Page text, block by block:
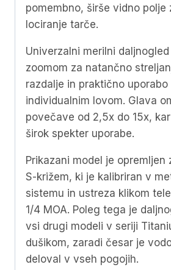
pomembno, širše vidno polje
lociranje tarče.
Univerzalni merilni
zoomom za natančno
razdalje in praktično uporabo
individualnim lovom. Glava
povečave od 2,5x do 15x,
širok spekter uporabe.
Prikazani model je opremljen
S-križem, ki je kalibriran v
sistemu in ustreza klikom
1/4 MOA. Poleg tega je
vsi drugi modeli v seriji
dušikom, zaradi česar je
deloval v vseh pogojih.